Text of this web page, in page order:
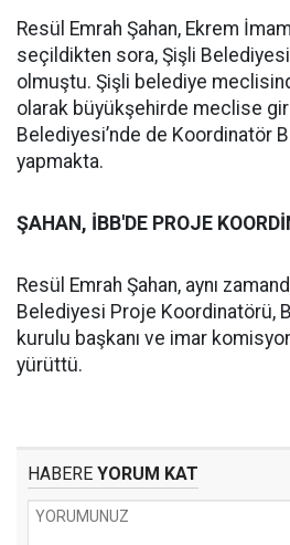
Resül Emrah Şahan, Ekrem
seçildikten sora, Şişli
olmuştu. Şişli belediye
olarak büyükşehirde meclise
Belediyesi’nde de Koordinatör
yapmakta.
ŞAHAN, İBB'DE PROJE
Resül Emrah Şahan, aynı
Belediyesi Proje Koordinatörü,
kurulu başkanı ve imar
yürüttü.
HABERE YORUM KAT